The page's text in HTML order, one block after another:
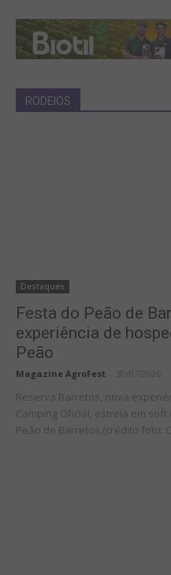
RODEIOS
Destaques
Festa do Peão de
experiência de
Peão
Magazine AgroFest 30/07/2026
Reserva Barretos, nova
Camping Oficial, estreia em
Peão de Barretos.(crédito foto: